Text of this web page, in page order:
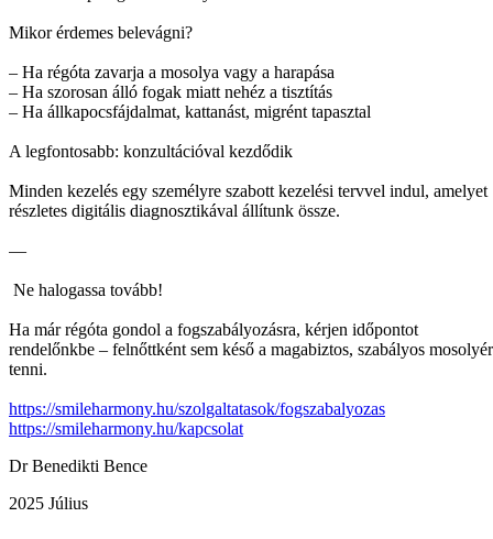
Mikor érdemes belevágni?
– Ha régóta zavarja a mosolya vagy a harapása
– Ha szorosan álló fogak miatt nehéz a tisztítás
– Ha állkapocsfájdalmat, kattanást, migrént tapasztal
A legfontosabb: konzultációval kezdődik
Minden kezelés egy személyre szabott kezelési tervvel indul, amelyet
részletes digitális diagnosztikával állítunk össze.
—
Ne halogassa tovább!
Ha már régóta gondol a fogszabályozásra, kérjen időpontot
rendelőnkbe – felnőttként sem késő a magabiztos, szabályos
tenni.
https://smileharmony.hu/szolgaltatasok/fogszabalyozas
https://smileharmony.hu/kapcsolat
Dr Benedikti Bence
2025 Július